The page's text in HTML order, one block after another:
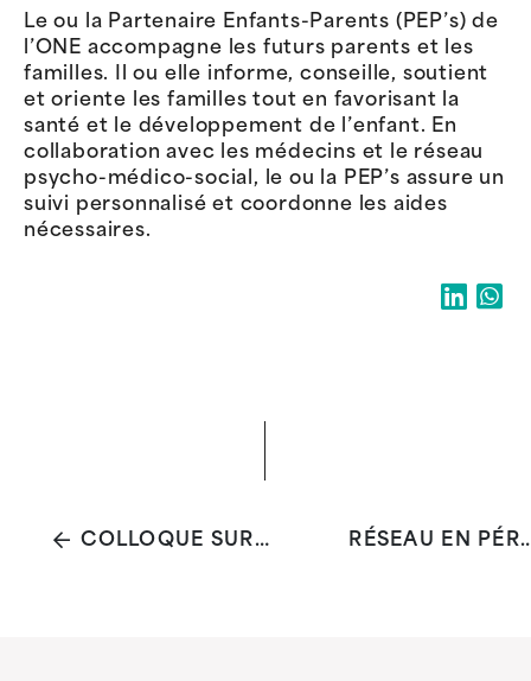
Le ou la Partenaire Enfants-Parents (PEP’s) de
l’ONE accompagne les futurs parents et les
familles. Il ou elle informe, conseille, soutient
et oriente les familles tout en favorisant la
santé et le développement de l’enfant. En
collaboration avec les médecins et le réseau
psycho-médico-social, le ou la PEP’s assure un
suivi personnalisé et coordonne les aides
nécessaires.
COLLOQUE SUR LE SYNDROME DE DIOGÈNE RÉSEAU EN